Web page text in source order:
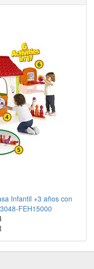
Infantil +3 años con
FEH15000